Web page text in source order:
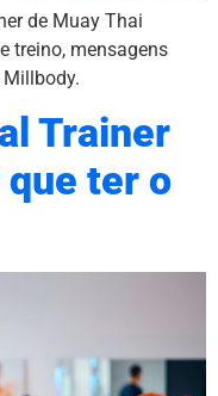
de Muay Thai
treino, mensagens
Trainer
ter o